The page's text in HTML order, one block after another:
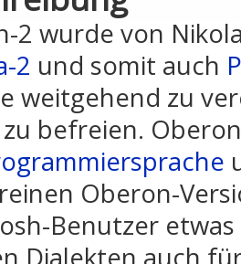
2 wurde von
2 und somit auch
weitgehend zu
zu befreien.
Oberon-
Benutzer
Dialekten auch